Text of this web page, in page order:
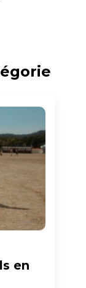
en